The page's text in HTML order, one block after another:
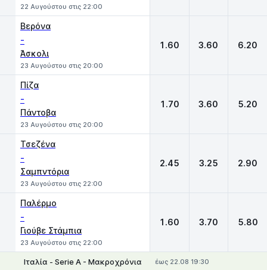
22 Αυγούστου στις 22:00
Βερόνα
-
Άσκολι
23 Αυγούστου στις 20:00
1.60 3.60 6.20
Πίζα
-
Πάντοβα
23 Αυγούστου στις 20:00
1.70 3.60 5.20
Τσεζένα
-
Σαμπντόρια
23 Αυγούστου στις 22:00
2.45 3.25 2.90
Παλέρμο
-
Γιούβε Στάμπια
23 Αυγούστου στις 22:00
1.60 3.70 5.80
Ιταλία - Serie A - Μακροχρόνια έως 22.08 19:30